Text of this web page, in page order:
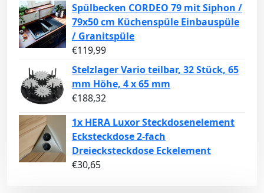
Spülbecken CORDEO 79 mit Siphon /
79x50 cm Küchenspüle Einbauspüle
/ Granitspüle
€119,99
Stelzlager Vario teilbar, 32 Stück, 65
mm Höhe, 4 x 65 mm
€188,32
1x HERA Luxor Steckdosenelement
Ecksteckdose 2-fach
Dreiecksteckdose Eckelement
€30,65